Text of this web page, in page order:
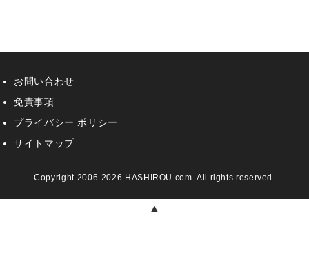
お問い合わせ
免責事項
プライバシー ポリシー
サイトマップ
Copyright 2006-2026 HASHIROU.com. All rights reserved.
▲